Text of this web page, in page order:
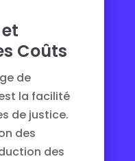
Coûts
de
la facilité
de justice.
des
des